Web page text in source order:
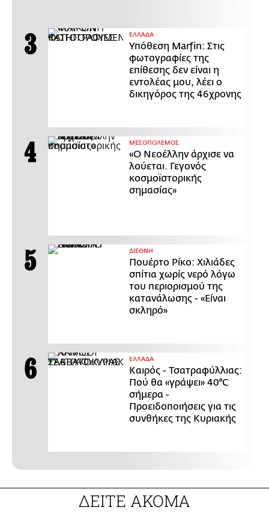
ΕΛΛΑΔΑ
Υπόθεση Marfin: Στις
φωτογραφίες της
επίθεσης δεν είναι η
εντολέας μου, λέει ο
δικηγόρος της 46χρονης
ΜΕΣΟΠΟΛΕΜΟΣ
«Ο Νεοέλλην άρχισε να
λούεται. Γεγονός
κοσμοϊστορικής
σημασίας»
ΔΙΕΘΝΗ
Πουέρτο Ρίκο: Χιλιάδες
σπίτια χωρίς νερό λόγω
του περιορισμού της
κατανάλωσης - «Είναι
σκληρό»
ΕΛΛΑΔΑ
Καιρός - Τσατραφύλλιας:
Πού θα «γράψει» 40°C
σήμερα -
Προειδοποιήσεις για τις
συνθήκες της Κυριακής
ΔΕΙΤΕ ΑΚΟΜΑ